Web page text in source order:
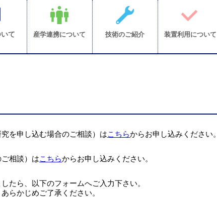
て 産学連携について 技術のご紹介 装置利用について
を申し込む場合のご相談）はこちらからお申し込みください。
相談）はこちらからお申し込みください。
たら、以下のフォームへご入力下さい。
らかじめご了承ください。